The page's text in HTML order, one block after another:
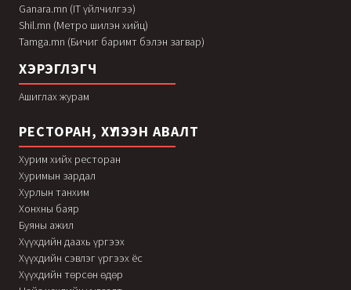
Ganara.mn (IT үйлчилгээ)
Shil.mn (Метро шилэн хийц)
Tamga.mn (Бичиг баримт бэлэн загвар)
ХЭРЭГЛЭГЧ
Ашиглах журам
РЕСТОРАН, ХҮЛЭЭН АВАЛТ
Хурим хийх ресторан
Хуримын зардал
Хурлын танхим
Хонхны баяр
Буяны ажил
Хүүхдийн даахь үргээх
Хүүхдийн сэвлэг үргээх ёс
Хүүхдийн төрсөн өдөр